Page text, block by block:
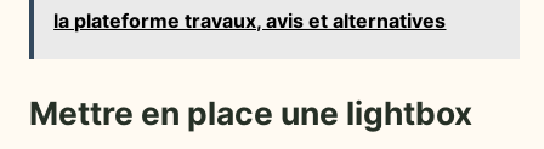
la plateforme travaux, avis et alternatives
Mettre en place une lightbox